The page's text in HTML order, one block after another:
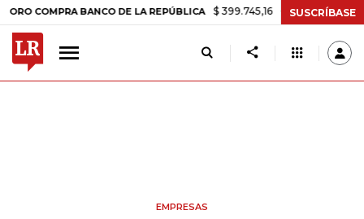
BANCO DE LA REPÚBLICA $ 399.745,16 +$ 2.295,71 +0,58%
SUSCRÍBASE
EMPRESAS